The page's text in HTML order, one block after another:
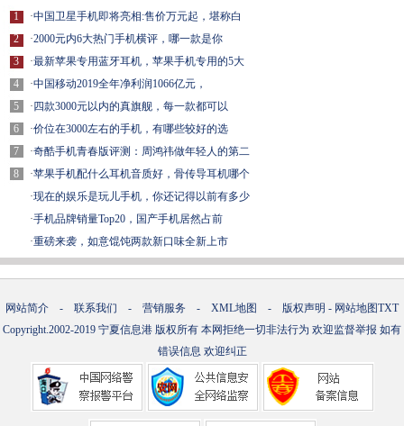
1
2
3
4
5
6
7
8
·中国卫星手机即将亮相:售价万元起，堪称白
·2000元内6大热门手机横评，哪一款是你
·最新苹果专用蓝牙耳机，苹果手机专用的5大
·中国移动2019全年净利润1066亿元，
·四款3000元以内的真旗舰，每一款都可以
·价位在3000左右的手机，有哪些较好的选
·奇酷手机青春版评测：周鸿祎做年轻人的第二
·苹果手机配什么耳机音质好，骨传导耳机哪个
·现在的娱乐是玩儿手机，你还记得以前有多少
·手机品牌销量Top20，国产手机居然占前
·重磅来袭，如意馄饨两款新口味全新上市
网站简介 - 联系我们 - 营销服务 - XML地图 - 版权声明 - 网站地图TXT
Copyright.2002-2019 宁夏信息港 版权所有 本网拒绝一切非法行为 欢迎监督举报 如有
错误信息 欢迎纠正